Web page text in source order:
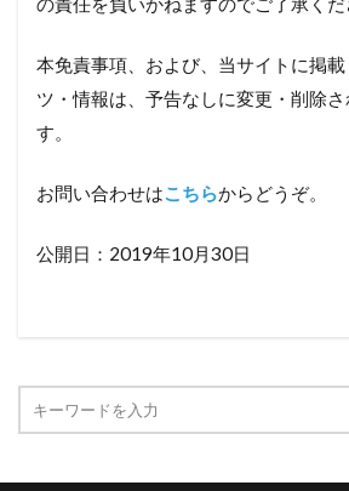
本免責事項、および、当サイトに掲
ツ・情報は、予告なしに変更・削除
す。
お問い合わせはこちらからどうぞ。
公開日：2019年10月30日